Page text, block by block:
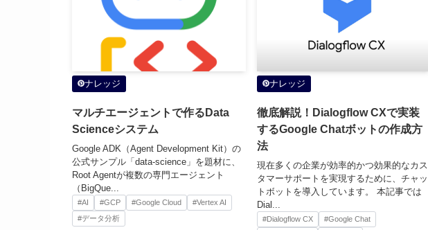
ナレッジ
マルチエージェントで作るData
Scienceシステム
Google ADK（Agent Development Kit）の
公式サンプル「data-science」を題材に、
Root Agentが複数の専門エージェント
（BigQue...
#AI #GCP #Google Cloud
#Vertex AI
#データ分析
ナレッジ
徹底解説！Dialogflow CXで実装
するGoogle Chatボットの作成方
法
現在多くの企業が効率的かつ効果的なカス
タマーサポートを実現するために、チャッ
トボットを導入しています。 本記事では
Dial...
#Dialogflow CX
#Google Chat